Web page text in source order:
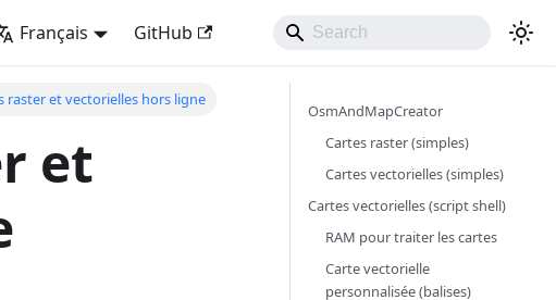
Français GitHub
raster et vectorielles hors ligne
et
OsmAndMapCreator
Cartes raster (simples)
Cartes vectorielles (simples)
Cartes vectorielles (script shell)
RAM pour traiter les cartes
Carte vectorielle
personnalisée (balises)